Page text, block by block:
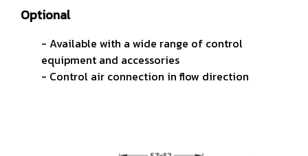
Optional
- Available with a wide range of control
equipment and accessories
- Control air connection in flow direction